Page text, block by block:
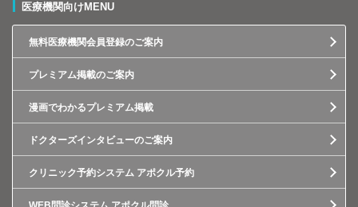
医療機関向けMENU
無料医療機関会員登録のご案内
プレミアム掲載のご案内
漫画でわかるプレミアム掲載
ドクターズインタビューのご案内
クリニック予約システム アポクル予約